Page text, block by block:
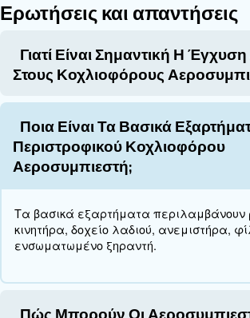
συντήρησης
όπως:
Αποφυγή μη αναμενόμενων
τον κίνδυνο ξαφνικών βλαβών.
Εξοικονόμηση χρόνου και
επισκευές και παρατείνει τη
κίνδυνο αστοχιών εξοπλισμού
οι επιχειρήσεις μπορούν να
ασφαλή λειτουργία των